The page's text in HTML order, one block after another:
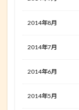
2014年8月
2014年7月
2014年6月
2014年5月